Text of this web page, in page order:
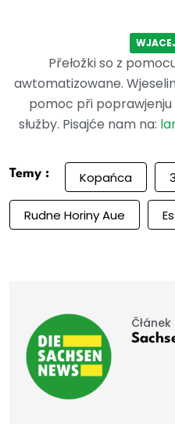
Přełožki so z
awtomatizowane.
pomoc při poprawjenju
słužby. Pisajće nam na:
Temy : Kopańca
Rudne Horiny Aue
Čłánek